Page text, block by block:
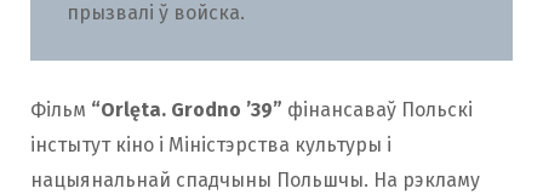
прызвалі ў войска.
Фільм “Orlęta. Grodno ’39” фінансаваў Польскі
інстытут кіно і Міністэрства культуры і
нацыянальнай спадчыны Польшчы. На рэкламу